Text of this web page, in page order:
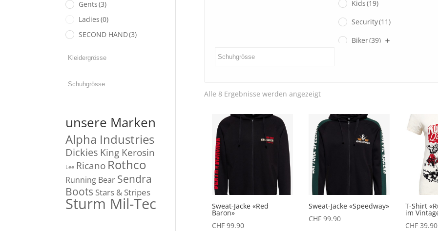
Kids(19)
Security(11)
Biker(39)
Alle 8 Ergebnisse werden angezeigtNach
sortiert
Sweat-Jacke «Red
Baron»
CHF99.90
Sweat-Jacke «Speedway»
CHF99.90
T-Shirt
im
CHF39.90
Gents(3)
Ladies(0)
SECOND HAND(3)
unsere Marken
Alpha Industries
Dickies King Kerosin
Lee Ricano Rothco
Running Bear Sendra
Boots Stars & Stripes
Sturm Mil-Tec